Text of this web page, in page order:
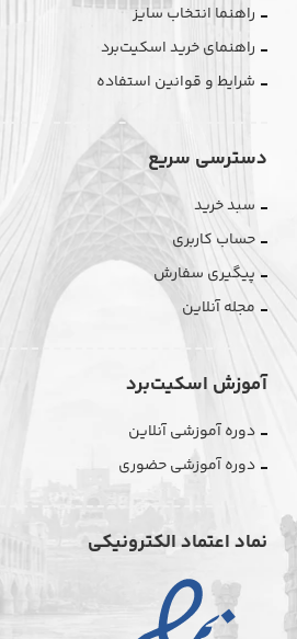
راهنما انتخاب سایز
راهنمای خرید اسکیت‌برد
شرایط و قوانین استفاده
دسترسی سریع
سبد خرید
حساب کاربری
پیگیری سفارش
مجله آنلاین
آموزش اسکیت‌برد
دوره آموزشی آنلاین
دوره آموزشی حضوری
نماد اعتماد الکترونیکی